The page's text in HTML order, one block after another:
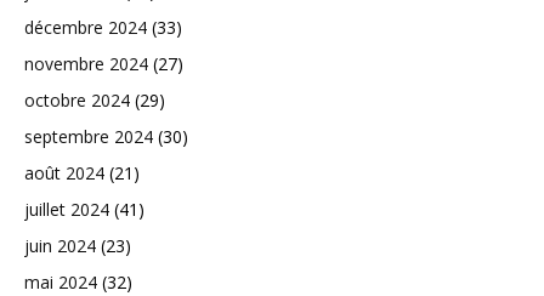
décembre 2024 (33)
novembre 2024 (27)
octobre 2024 (29)
septembre 2024 (30)
août 2024 (21)
juillet 2024 (41)
juin 2024 (23)
mai 2024 (32)